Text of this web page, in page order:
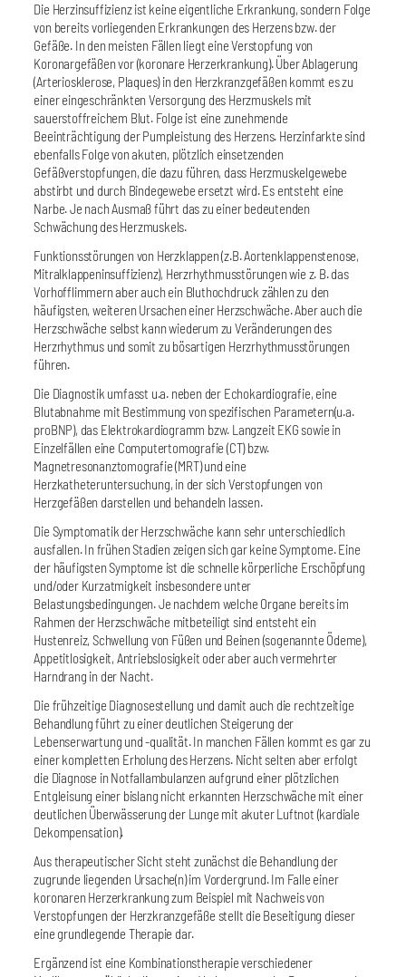
Die Herzinsuffizienz ist keine eigentliche Erkrankung, sondern Folge
von bereits vorliegenden Erkrankungen des Herzens bzw. der
Gefäße. In den meisten Fällen liegt eine Verstopfung von
Koronargefäßen vor (koronare Herzerkrankung). Über Ablagerung
(Arteriosklerose, Plaques) in den Herzkranzgefäßen kommt es zu
einer eingeschränkten Versorgung des Herzmuskels mit
sauerstoffreichem Blut. Folge ist eine zunehmende
Beeinträchtigung der Pumpleistung des Herzens. Herzinfarkte sind
ebenfalls Folge von akuten, plötzlich einsetzenden
Gefäßverstopfungen, die dazu führen, dass Herzmuskelgewebe
abstirbt und durch Bindegewebe ersetzt wird. Es entsteht eine
Narbe. Je nach Ausmaß führt das zu einer bedeutenden
Schwächung des Herzmuskels.
Funktionsstörungen von Herzklappen (z.B. Aortenklappenstenose,
Mitralklappeninsuffizienz), Herzrhythmusstörungen wie z. B. das
Vorhofflimmern aber auch ein Bluthochdruck zählen zu den
häufigsten, weiteren Ursachen einer Herzschwäche. Aber auch die
Herzschwäche selbst kann wiederum zu Veränderungen des
Herzrhythmus und somit zu bösartigen Herzrhythmusstörungen
führen.
Die Diagnostik umfasst u.a. neben der Echokardiografie, eine
Blutabnahme mit Bestimmung von spezifischen Parametern(u.a.
proBNP), das Elektrokardiogramm bzw. Langzeit EKG sowie in
Einzelfällen eine Computertomografie (CT) bzw.
Magnetresonanztomografie (MRT) und eine
Herzkatheteruntersuchung, in der sich Verstopfungen von
Herzgefäßen darstellen und behandeln lassen.
Die Symptomatik der Herzschwäche kann sehr unterschiedlich
ausfallen. In frühen Stadien zeigen sich gar keine Symptome. Eine
der häufigsten Symptome ist die schnelle körperliche Erschöpfung
und/oder Kurzatmigkeit insbesondere unter
Belastungsbedingungen. Je nachdem welche Organe bereits im
Rahmen der Herzschwäche mitbeteiligt sind entsteht ein
Hustenreiz, Schwellung von Füßen und Beinen (sogenannte Ödeme),
Appetitlosigkeit, Antriebslosigkeit oder aber auch vermehrter
Harndrang in der Nacht.
Die frühzeitige Diagnosestellung und damit auch die rechtzeitige
Behandlung führt zu einer deutlichen Steigerung der
Lebenserwartung und -qualität. In manchen Fällen kommt es gar zu
einer kompletten Erholung des Herzens. Nicht selten aber erfolgt
die Diagnose in Notfallambulanzen aufgrund einer plötzlichen
Entgleisung einer bislang nicht erkannten Herzschwäche mit einer
deutlichen Überwässerung der Lunge mit akuter Luftnot (kardiale
Dekompensation).
Aus therapeutischer Sicht steht zunächst die Behandlung der
zugrunde liegenden Ursache(n) im Vordergrund. Im Falle einer
koronaren Herzerkrankung zum Beispiel mit Nachweis von
Verstopfungen der Herzkranzgefäße stellt die Beseitigung dieser
eine grundlegende Therapie dar.
Ergänzend ist eine Kombinationstherapie verschiedener